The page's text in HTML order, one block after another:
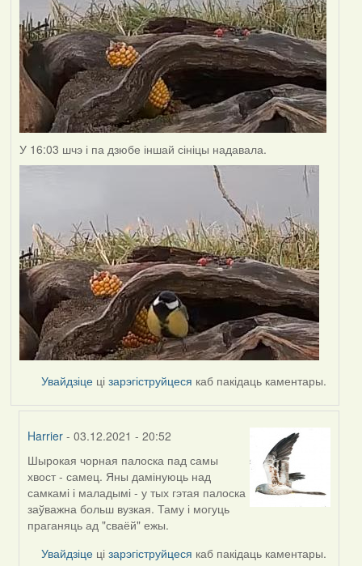
У 16:03 шчэ і па дзюбе іншай сініцы надавала.
Увайдзіце цізарэгіструйцеся каб пакідаць каментары.
Harrier - 03.12.2021 - 20:52
In
reply
to
by
Lighty
Шырокая чорная палоска пад самы
хвост - самец. Яны дамінуюць над
самкамі і маладымі - у тых гэтая палоска
заўважна больш вузкая. Таму і могуць
праганяць ад "сваёй" ежы.
Увайдзіце цізарэгіструйцеся каб пакідаць каментары.